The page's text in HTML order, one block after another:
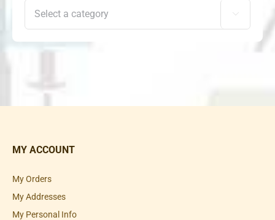

MY ACCOUNT
My Orders
My Addresses
My Personal Info